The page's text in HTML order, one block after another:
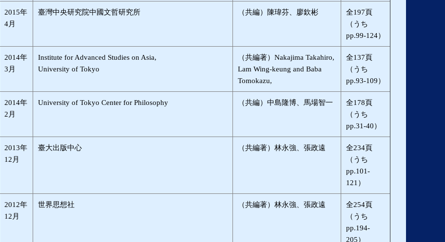
2015年
4月
臺灣中央研究院中國文哲研究所 （共編）陳瑋芬、廖欽彬
全197頁
（うち
pp.99-124）
2014年
3月
Institute for Advanced Studies on Asia,
University of Tokyo
（共編著）Nakajima Takahiro,
Lam Wing-keung and Baba
Tomokazu,
全137頁
（うち
pp.93-109）
2014年
2月
University of Tokyo Center for Philosophy （共編）中島隆博、馬場智一
全178頁
（うち
pp.31-40）
2013年
12月
臺大出版中心 （共編著）林永強、張政遠
全234頁
（うち
pp.101-
121）
2012年
12月
世界思想社 （共編著）林永強、張政遠
全254頁
（うち
pp.194-
205）